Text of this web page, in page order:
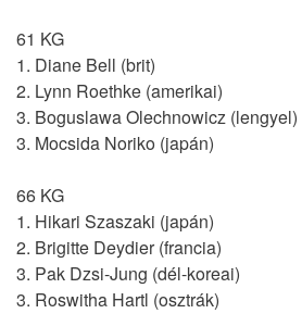
61 KG
1. Diane Bell (brit)
2. Lynn Roethke (amerikai)
3. Boguslawa Olechnowicz (lengyel)
3. Mocsida Noriko (japán)
66 KG
1. Hikari Szaszaki (japán)
2. Brigitte Deydier (francia)
3. Pak Dzsi-Jung (dél-koreai)
3. Roswitha Hartl (osztrák)